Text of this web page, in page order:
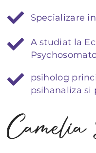
Specializare
A studiat la
psiholog
psihanaliza si